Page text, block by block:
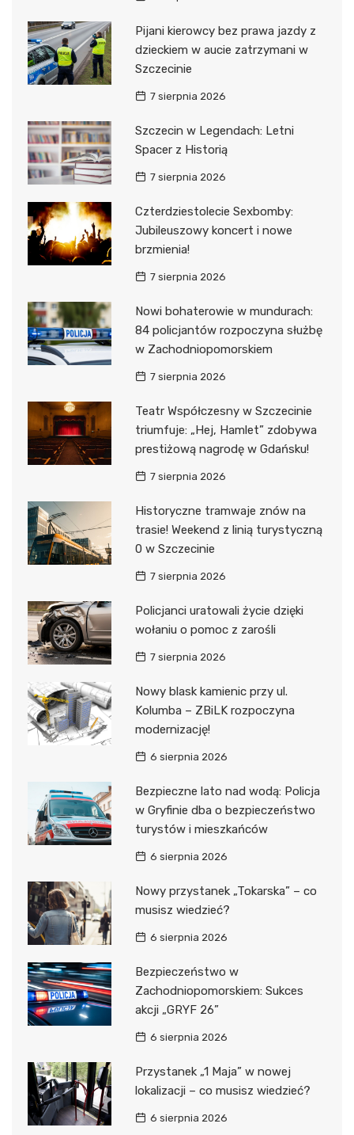
Pijani kierowcy bez prawa jazdy z
dzieckiem w aucie zatrzymani w
Szczecinie
7 sierpnia 2026
Szczecin w Legendach: Letni
Spacer z Historią
7 sierpnia 2026
Czterdziestolecie Sexbomby:
Jubileuszowy koncert i nowe
brzmienia!
7 sierpnia 2026
Nowi bohaterowie w mundurach:
84 policjantów rozpoczyna służbę
w Zachodniopomorskiem
7 sierpnia 2026
Teatr Współczesny w Szczecinie
triumfuje: „Hej, Hamlet” zdobywa
prestiżową nagrodę w Gdańsku!
7 sierpnia 2026
Historyczne tramwaje znów na
trasie! Weekend z linią turystyczną
0 w Szczecinie
7 sierpnia 2026
Policjanci uratowali życie dzięki
wołaniu o pomoc z zarośli
7 sierpnia 2026
Nowy blask kamienic przy ul.
Kolumba – ZBiLK rozpoczyna
modernizację!
6 sierpnia 2026
Bezpieczne lato nad wodą: Policja
w Gryfinie dba o bezpieczeństwo
turystów i mieszkańców
6 sierpnia 2026
Nowy przystanek „Tokarska” – co
musisz wiedzieć?
6 sierpnia 2026
Bezpieczeństwo w
Zachodniopomorskiem: Sukces
akcji „GRYF 26”
6 sierpnia 2026
Przystanek „1 Maja” w nowej
lokalizacji – co musisz wiedzieć?
6 sierpnia 2026